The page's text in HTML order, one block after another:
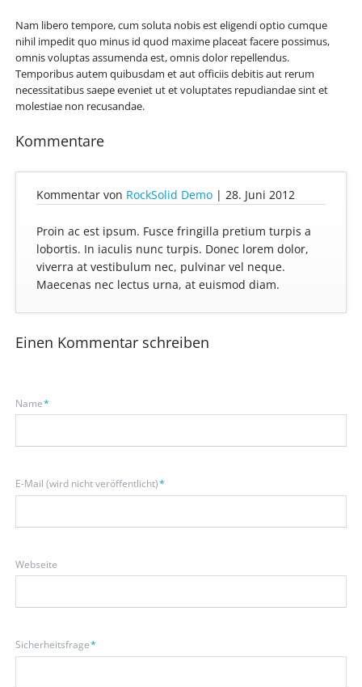
Nam libero tempore, cum soluta nobis est eligendi optio cumque
nihil impedit quo minus id quod maxime placeat facere possimus,
omnis voluptas assumenda est, omnis dolor repellendus.
Temporibus autem quibusdam et aut officiis debitis aut rerum
necessitatibus saepe eveniet ut et voluptates repudiandae sint et
molestiae non recusandae.
Kommentare
Kommentar von RockSolid Demo |28. Juni 2012
Proin ac est ipsum. Fusce fringilla pretium turpis a
lobortis. In iaculis nunc turpis. Donec lorem dolor,
viverra at vestibulum nec, pulvinar vel neque.
Maecenas nec lectus urna, at euismod diam.
Einen Kommentar schreiben
Pflichtfeld
Name*
Pflichtfeld
E-Mail (wird nicht veröffentlicht)*
Webseite
Pflichtfeld
Sicherheitsfrage*